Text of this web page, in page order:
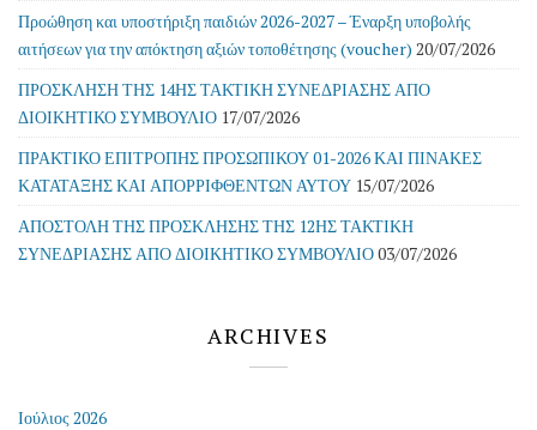
Προώθηση και υποστήριξη παιδιών 2026-2027 – Έναρξη υποβολής
αιτήσεων για την απόκτηση αξιών τοποθέτησης (voucher) 20/07/2026
ΠΡΟΣΚΛΗΣΗ ΤΗΣ 14ΗΣ ΤΑΚΤΙΚΗ ΣΥΝΕΔΡΙΑΣΗΣ ΑΠΟ
ΔΙΟΙΚΗΤΙΚΟ ΣΥΜΒΟΥΛΙΟ 17/07/2026
ΠΡΑΚΤΙΚΟ ΕΠΙΤΡΟΠΗΣ ΠΡΟΣΩΠΙΚΟΥ 01-2026 ΚΑΙ ΠΙΝΑΚΕΣ
ΚΑΤΑΤΑΞΗΣ ΚΑΙ ΑΠΟΡΡΙΦΘΕΝΤΩΝ ΑΥΤΟΥ 15/07/2026
ΑΠΟΣΤΟΛΗ ΤΗΣ ΠΡΟΣΚΛΗΣΗΣ ΤΗΣ 12ΗΣ ΤΑΚΤΙΚΗ
ΣΥΝΕΔΡΙΑΣΗΣ ΑΠΟ ΔΙΟΙΚΗΤΙΚΟ ΣΥΜΒΟΥΛΙΟ03/07/2026
ARCHIVES
Ιούλιος 2026